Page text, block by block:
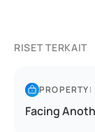
RISET TERKAIT
PROPERTY|
Facing